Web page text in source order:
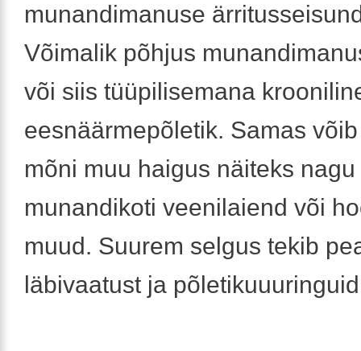
munandimanuse
Võimalik põhjus
või siis tüüpilisemana
eesnäärmepõletik. Samas
mõni muu haigus näiteks nagu
munandikoti veenilaiend või
muud. Suurem selgus tekib
läbivaatust ja